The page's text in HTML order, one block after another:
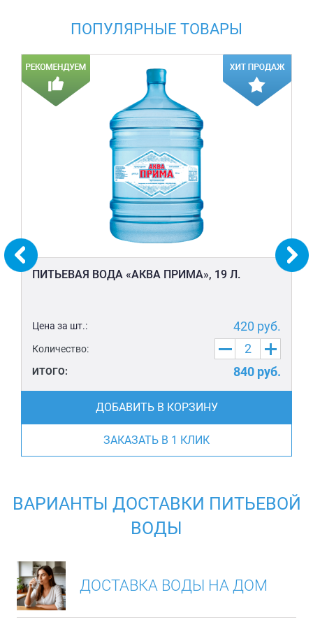
ПОПУЛЯРНЫЕ ТОВАРЫ
ПИТЬЕВАЯ ВОДА «АКВА ПРИМА», 19 Л.
Цена за шт.: 420 руб.
Количество:
ИТОГО: 840 руб.
ДОБАВИТЬ В КОРЗИНУ
ЗАКАЗАТЬ В 1 КЛИК
ВАРИАНТЫ ДОСТАВКИ ПИТЬЕВОЙ
ВОДЫ
ДОСТАВКА ВОДЫ НА ДОМ